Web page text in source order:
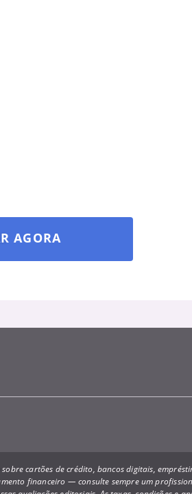
AGORA
cartões de crédito, bancos digitais,
financeiro — consulte sempre um